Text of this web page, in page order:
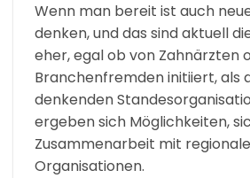
Wenn man bereit ist auch
denken, und das sind aktuell
eher, egal ob von Zahnärzten
Branchenfremden initiiert, als
denkenden
ergeben sich Möglichkeiten,
Zusammenarbeit mit
Organisationen.